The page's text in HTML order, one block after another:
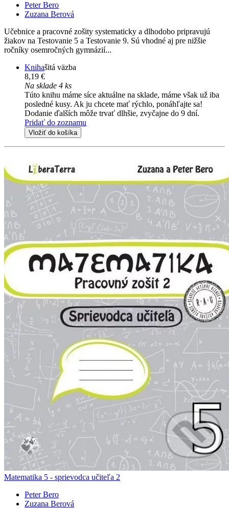
Peter Bero
Zuzana Berová
Učebnice a pracovné zošity systematicky a dlhodobo pripravujú
žiakov na Testovanie 5 a Testovanie 9. Sú vhodné aj pre nižšie
ročníky osemročných gymnázií...
Knihašitá väzba
8,19 €
Na sklade 4 ks
Túto knihu máme síce aktuálne na sklade, máme však už iba
posledné kusy. Ak ju chcete mať rýchlo, ponáhľajte sa!
Dodanie ďalších môže trvať dlhšie, zvyčajne do 9 dní.
Pridať do zoznamu
Vložiť do košíka
Matematika 5 - sprievodca učiteľa 2
Peter Bero
Zuzana Berová